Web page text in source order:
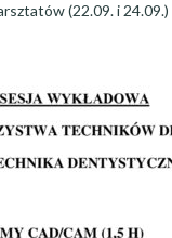
(22.09. i